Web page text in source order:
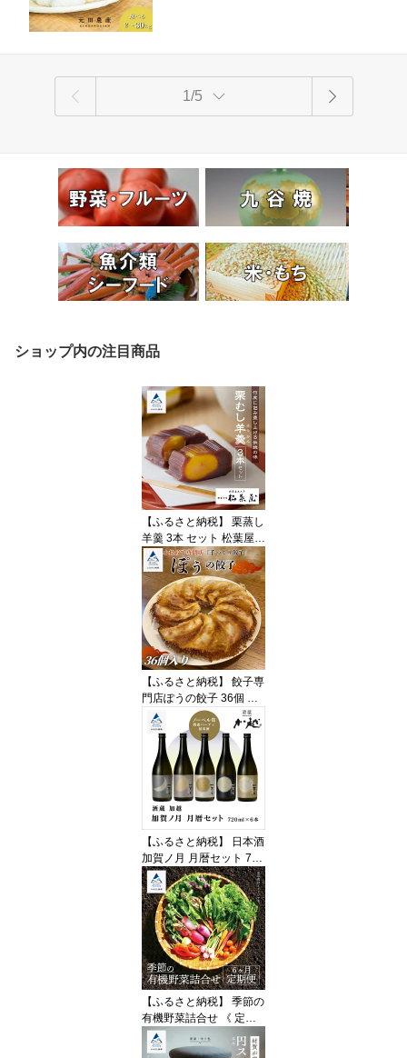
1/5
ショップ内の注目商品
【ふるさと納税】 栗蒸し
羊羹 3本 セット 松葉屋
月よみ山路 栗羊羹 栗よ
うかん 栗むし羊羹 蒸し
和菓子 老舗 人気 お茶請
け あんこ スイーツ お菓
子 お中元 お歳暮 ギフト
贈答品 プレゼント 石川
県 小松市 dw003n00【松
葉屋】
【ふるさと納税】 餃子専
門店ぽうの餃子 36個 入
り 冷凍 餃子 肉厚 もちも
ち ジューシー 小松市 石
川県 ez002n00【餃子専
門店 ぽう】
【ふるさと納税】 日本酒
加賀ノ月 月暦セット 720
ml 6本 セット 詰め合わ
せ 純米大吟醸 山廃純米
吟醸 純米吟醸 本醸造 純
米酒 甘口 辛口 淡麗 飲み
くらべ 飲み比べセット
お酒 酒 地酒 お歳暮 ギフ
ト 贈答品 父の日 冷酒 熱
燗 石川 小松 加越 bd012
n00
【ふるさと納税】 季節の
有機野菜詰合せ 《 定期
便 6ヵ月 》 有機野菜 野
菜 詰め合わせ セット お